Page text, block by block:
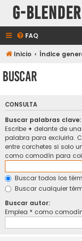
G-Blender
FAQ
Inicio Índice
Buscar
CONSULTA
Buscar palabras clave:
Escribe + delante de
palabra para excluirla.
entre corchetes si solo
como comodín para
Buscar todos los
Buscar cualquier
Buscar autor:
Emplea * como